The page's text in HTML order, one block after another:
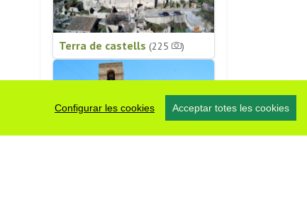
Configurar les cookies Acceptar totes les cookies
Terra de castells (225 )